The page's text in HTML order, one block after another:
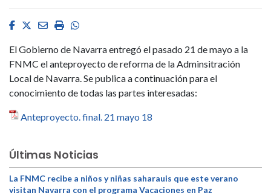
Facebook
Twitter
EmailImprimirWhatsapp
El Gobierno de Navarra entregó el pasado 21 de mayo a la
FNMC el anteproyecto de reforma de la Adminsitración
Local de Navarra. Se publica a continuación para el
conocimiento de todas las partes interesadas:
Anteproyecto. final. 21 mayo 18
Últimas Noticias
La FNMC recibe a niños y niñas saharauis que este verano
visitan Navarra con el programa Vacaciones en Paz